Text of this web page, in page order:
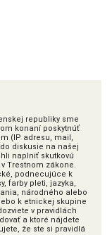
republiky sme
konaní poskytnúť
(IP adresu, mail,
diskusie na našej
naplniť skutkovú
Trestnom zákone.
podnecujúce k
farby pleti, jazyka,
národného alebo
k etnickej skupine
v pravidlách
a ktoré nájdete
že ste si pravidlá